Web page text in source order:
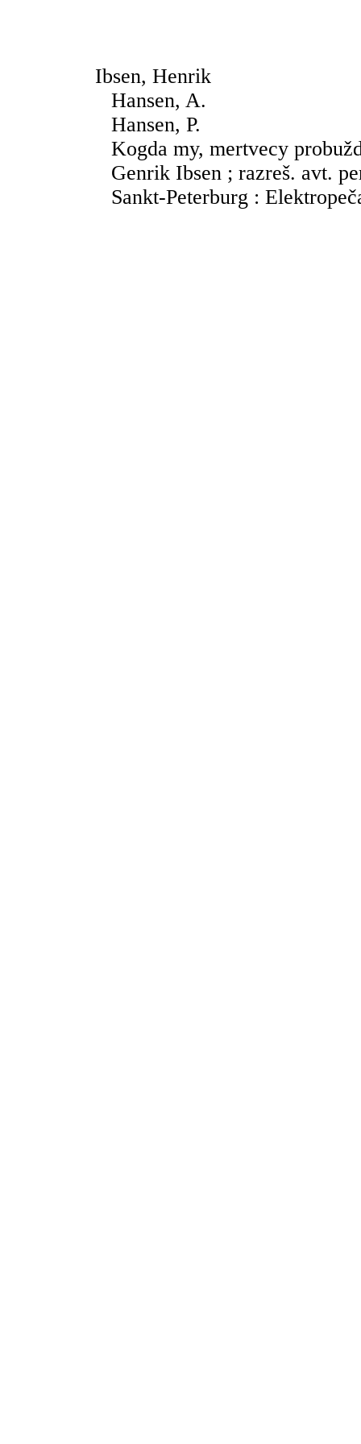
Ibsen, Henrik
Hansen, A.
Hansen, P.
Kogda my, mertvecy
Genrik Ibsen ; razreš. avt.
Sankt-Peterburg :